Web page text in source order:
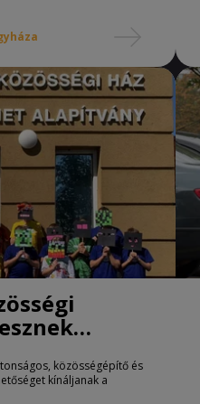
közösségépítő és
kínáljanak a